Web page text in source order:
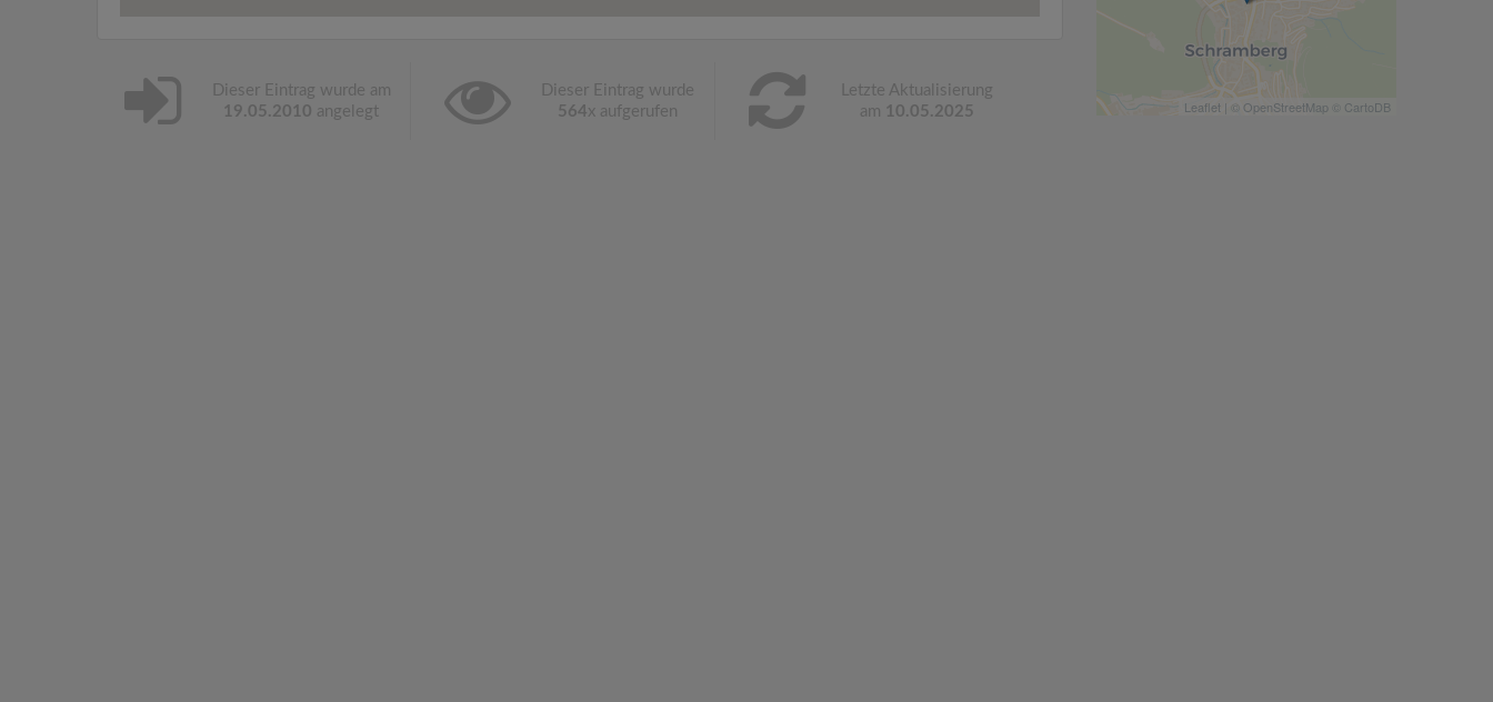
Dieser Eintrag wurde am
19.05.2010 angelegt
Dieser Eintrag wurde
564x aufgerufen
Letzte Aktualisierung
am 10.05.2025 Leaflet | © OpenStreetMap © CartoDB